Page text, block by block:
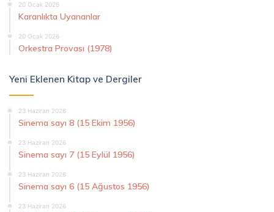
20 Ocak 2026
Karanlıkta Uyananlar
20 Ocak 2026
Orkestra Provası (1978)
Yeni Eklenen Kitap ve Dergiler
23 Haziran 2026
Sinema sayı 8 (15 Ekim 1956)
23 Haziran 2026
Sinema sayı 7 (15 Eylül 1956)
23 Haziran 2026
Sinema sayı 6 (15 Ağustos 1956)
23 Haziran 2026